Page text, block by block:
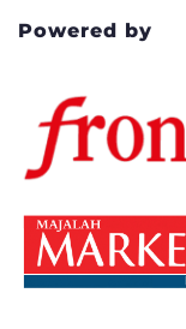
Powered by